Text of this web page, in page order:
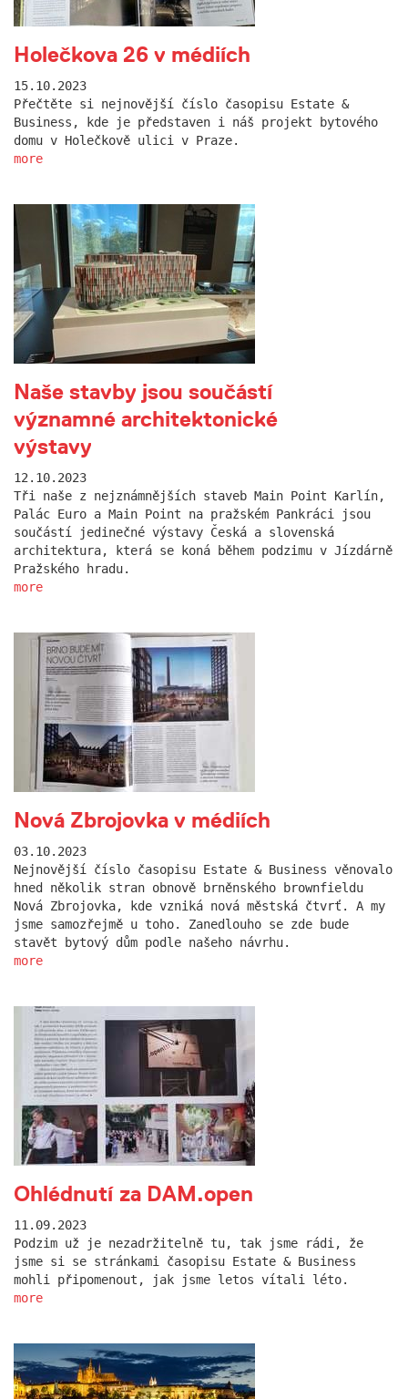
Holečkova 26 v médiích
15.10.2023
Přečtěte si nejnovější číslo časopisu Estate &
Business, kde je představen i náš projekt bytového
domu v Holečkově ulici v Praze.
more
Naše stavby jsou součástí
významné architektonické
výstavy
12.10.2023
Tři naše z nejznámnějších staveb Main Point Karlín,
Palác Euro a Main Point na pražském Pankráci jsou
součástí jedinečné výstavy Česká a slovenská
architektura, která se koná během podzimu v Jízdárně
Pražského hradu.
more
Nová Zbrojovka v médiích
03.10.2023
Nejnovější číslo časopisu Estate & Business věnovalo
hned několik stran obnově brněnského brownfieldu
Nová Zbrojovka, kde vzniká nová městská čtvrť. A my
jsme samozřejmě u toho. Zanedlouho se zde bude
stavět bytový dům podle našeho návrhu.
more
Ohlédnutí za DAM.open
11.09.2023
Podzim už je nezadržitelně tu, tak jsme rádi, že
jsme si se stránkami časopisu Estate & Business
mohli připomenout, jak jsme letos vítali léto.
more